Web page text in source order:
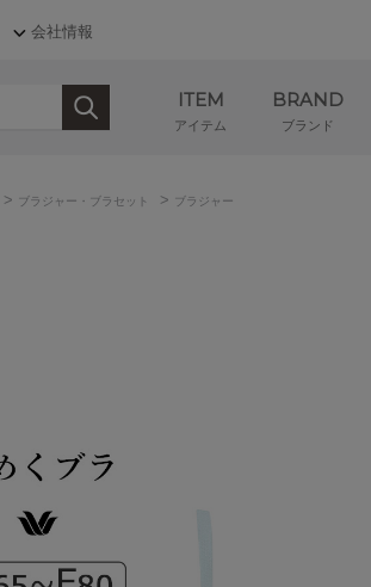
会社情報
ITEM
アイテム
BRAND
ブランド
> ブラジャー・ブラセット > ブラジャー